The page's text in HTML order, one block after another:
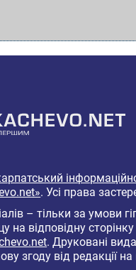
. Усі права
– тільки за умови
на відповідну сторінку
. Друковані
згоду від редакції